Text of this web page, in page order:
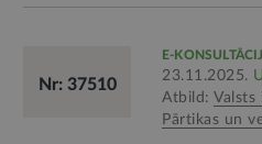
Nr: 37510
E-
23.11.2025.
Atbild: Valsts
Pārtikas un